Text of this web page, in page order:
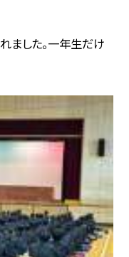
ました。一年生だけ